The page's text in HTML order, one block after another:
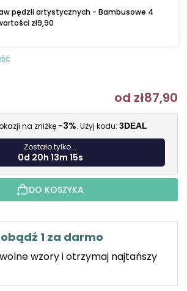
pędzli artystycznych - Bambusowe 4
zł9,90
od zł87,90
na zniżkę -3%. Użyj kodu: 3DEAL
Zostało tylko...
0d 20h 13m 14s
DO KOSZYKA
1 za darmo
wzory i otrzymaj najtańszy